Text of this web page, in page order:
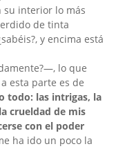
su interior lo más
de tinta
y encima está
lo que
esta parte es de
todo: las intrigas, la
crueldad de mis
con el poder
ha ido un poco la